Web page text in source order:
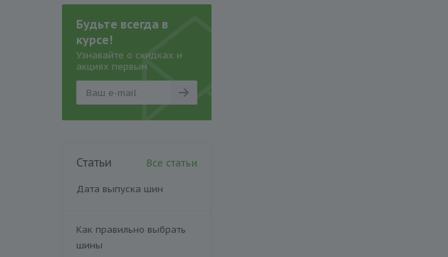
Будьте всегда в
курсе!
Узнавайте о скидках и
акциях первым
Статьи Все статьи
Дата выпуска шин
Как правильно выбрать
шины